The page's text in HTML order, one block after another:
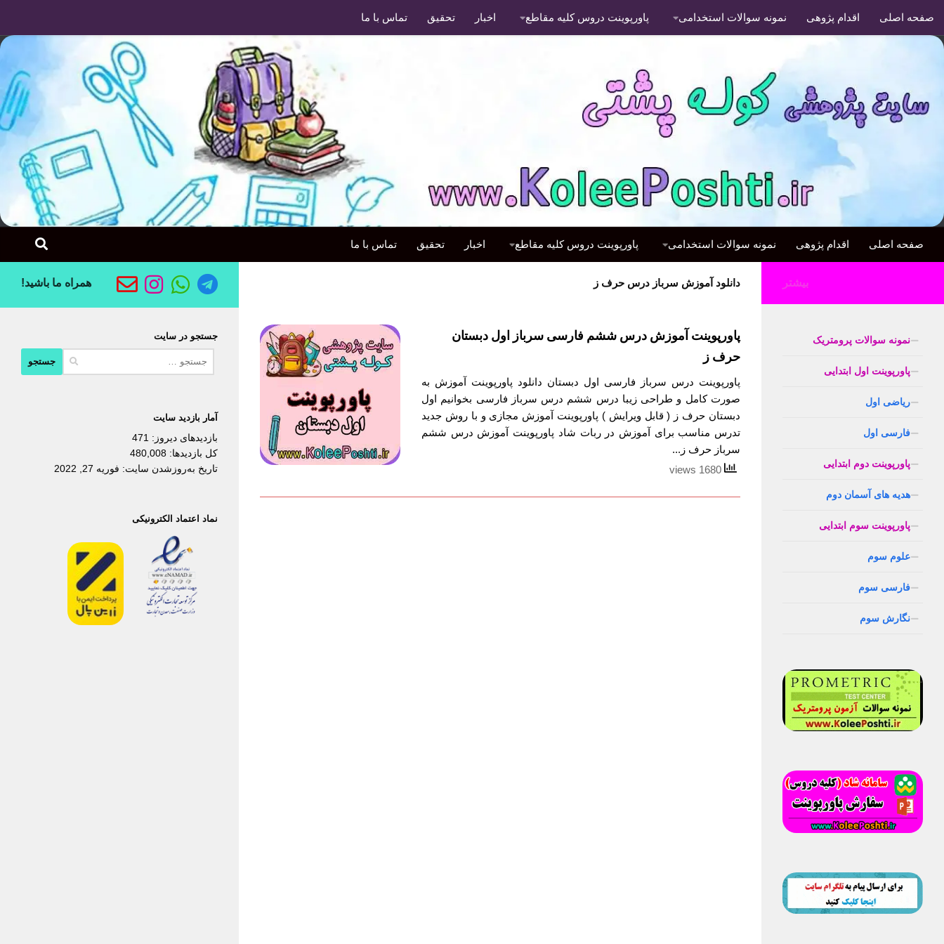
صفحه اصلی اقدام پژوهی نمونه سوالات استخدامی پاورپوینت دروس کلیه مقاطع اخبار تحقیق تماس با ما
صفحه اصلی اقدام پژوهی نمونه سوالات استخدامی پاورپوینت دروس کلیه مقاطع اخبار تحقیق تماس با ما
دانلود آموزش سرباز درس حرف ز
پاورپوینت آموزش درس ششم فارسی سرباز اول دبستان
حرف ز
پاورپوینت درس سرباز فارسی اول دبستان دانلود پاورپوینت آموزش به
صورت کامل و طراحی زیبا درس ششم درس سرباز فارسی بخوانیم اول
دبستان حرف ز ( قابل ویرایش ) پاورپوینت آموزش مجازی و با روش جدید
تدرس مناسب برای آموزش در ربات شاد پاورپوینت آموزش درس ششم
سرباز حرف ز...
همراه ما باشید!
جستجو در سایت
آمار بازدید سایت
بازدیدهای دیروز: 471
کل بازدیدها: 480,008
تاریخ به‌روزشدن سایت: فوریه 27, 2022
نماد اعتماد الکترونیکی
بیشتر
نمونه سوالات پرومتریک
پاورپوینت اول ابتدایی
ریاضی اول
فارسی اول
پاورپوینت دوم ابتدایی
هدیه های آسمان دوم
پاورپوینت سوم ابتدایی
علوم سوم
فارسی سوم
نگارش سوم